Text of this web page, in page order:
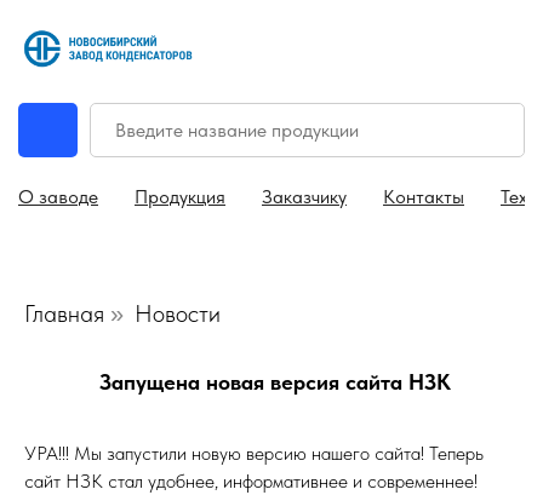
О заводе Продукция Заказчику Контакты
Главная » Новости
Запущена новая версия сайта НЗК
УРА!!! Мы запустили новую версию нашего сайта! Теперь
сайт НЗК стал удобнее, информативнее и современнее!